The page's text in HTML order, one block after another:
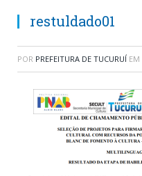
restuldado01
POR PREFEITURA DE TUCURUÍ EM